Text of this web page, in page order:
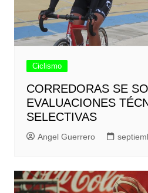
Ciclismo
CORREDORAS SE
EVALUACIONES
SELECTIVAS
Angel Guerrero